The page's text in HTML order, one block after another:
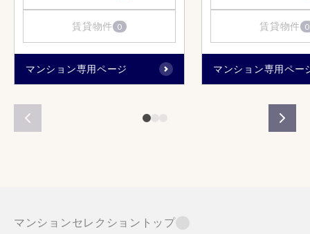
賃貸物件 0
マンション専用ページ
賃貸物件 0
マンション専用ペー
マンションセレクショントップ